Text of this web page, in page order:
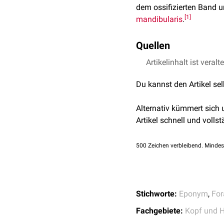
dem ossifizierten Band
mandibularis.[1]
Quellen
↑ Neeru Goyal et al.:
Artikelinhalt ist
Du kannst den Artikel
Alternativ kümmert sich
Artikel schnell und
500 Zeichen verbleibend.
Stichworte: Eponym,
Fachgebiete: Kopf und